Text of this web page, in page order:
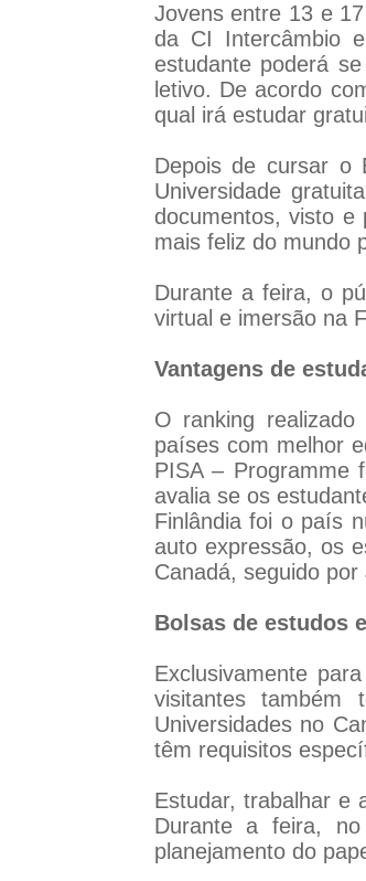
Jovens entre 13 e
da CI Intercâmbio
estudante poderá
letivo. De acordo
qual irá estudar
Depois de cursar o
Universidade
documentos, visto e
mais feliz do mundo
Durante a feira, o
virtual e imersão na
Vantagens de
O ranking
países com melhor
PISA – Programme
avalia se os
Finlândia foi o país
auto expressão, os
Canadá, seguido
Bolsas de estudos
Exclusivamente
visitantes também
Universidades no
têm requisitos
Estudar, trabalhar e
Durante a feira, no
planejamento do